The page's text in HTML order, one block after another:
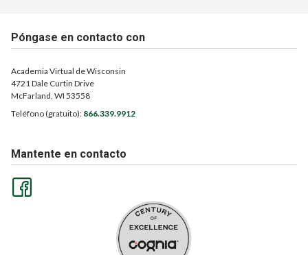
Póngase en contacto con
Academia Virtual de Wisconsin
4721 Dale Curtin Drive
McFarland, WI 53558
Teléfono (gratuito): 866.339.9912
Mantente en contacto